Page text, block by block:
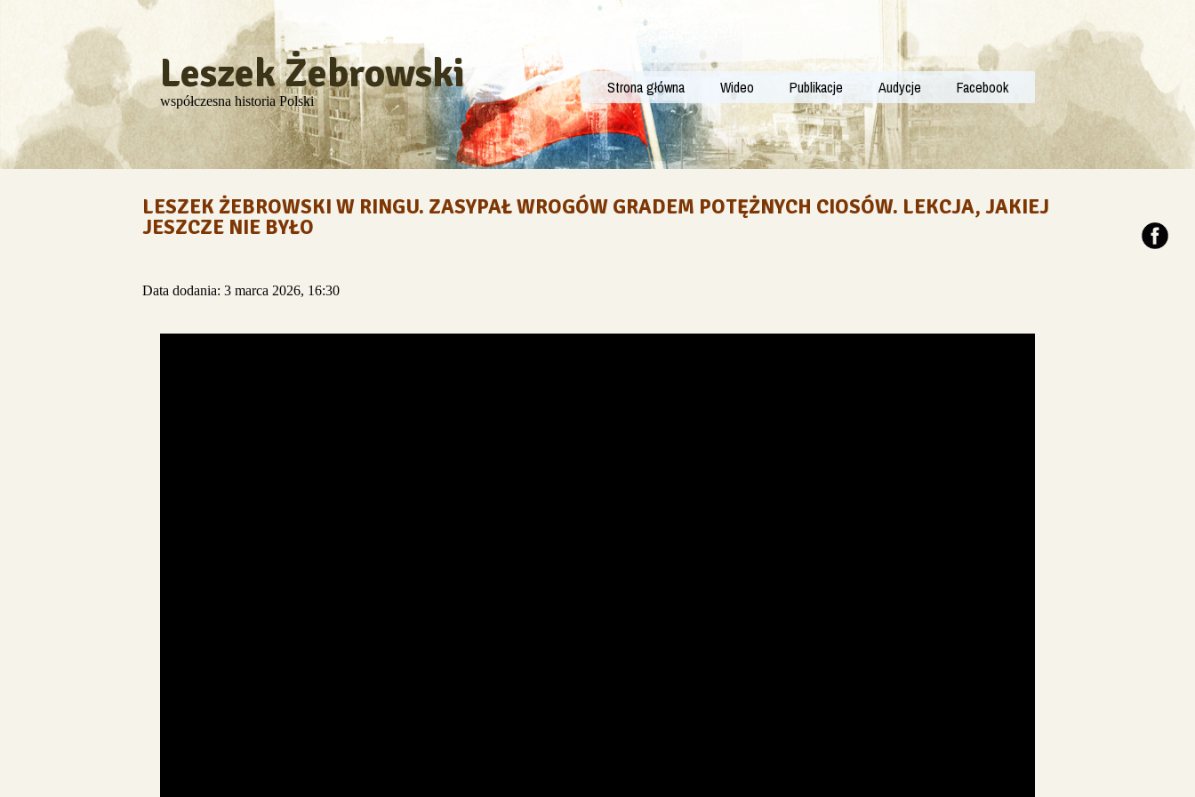
Leszek Żebrowski
współczesna historia Polski
Strona główna Wideo Publikacje Audycje Facebook
LESZEK ŻEBROWSKI W RINGU. ZASYPAŁ WROGÓW GRADEM POTĘŻNYCH CIOSÓW. LEKCJA, JAKIEJ
JESZCZE NIE BYŁO
Data dodania: 3 marca 2026, 16:30